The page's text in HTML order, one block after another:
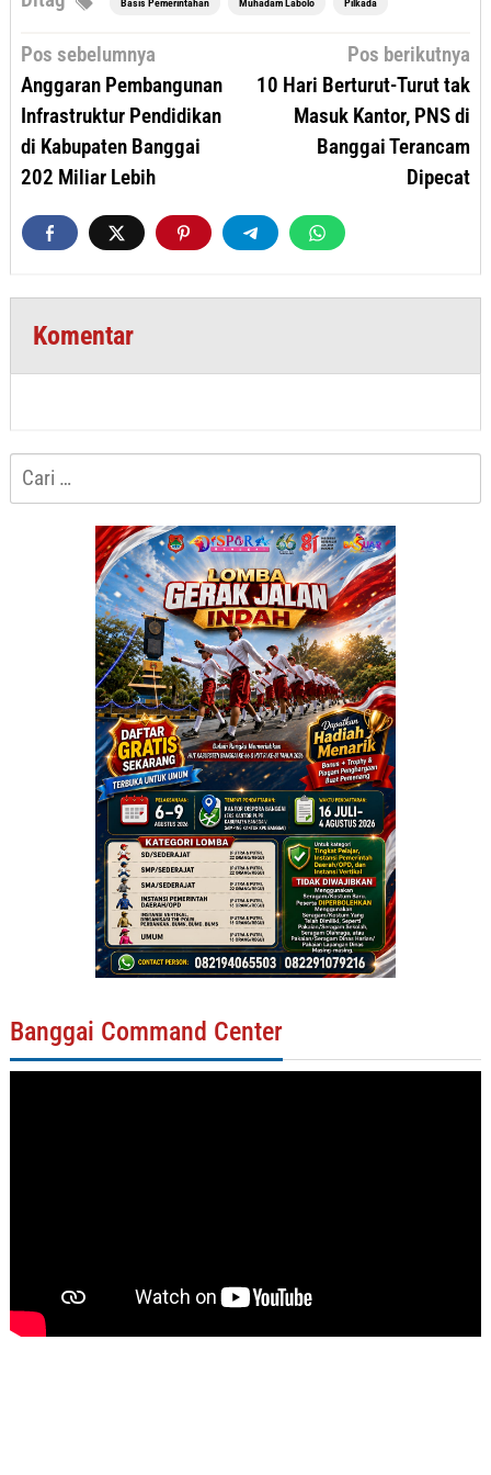
Basis Pemerintahan Muhadam Labolo Pilkada
Navigasi
Pos sebelumnya
Anggaran Pembangunan
Infrastruktur Pendidikan
di Kabupaten Banggai
202 Miliar Lebih
Pos berikutnya
10 Hari Berturut-Turut tak
Masuk Kantor, PNS di
Banggai Terancam
Dipecat
Komentar
Cari
untuk:
Banggai Command Center